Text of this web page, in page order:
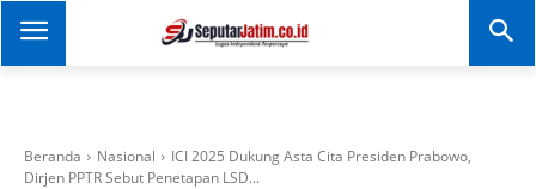
SEPUTAR JATIM
Portal Informasi Dan
Beranda Nasional
ICI 2025 Dukung Asta Cita Presiden Prabowo,
Dirjen PPTR Sebut Penetapan LSD...